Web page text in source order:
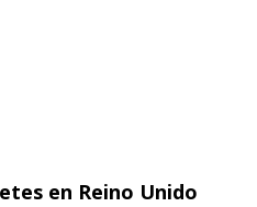
en Reino Unido